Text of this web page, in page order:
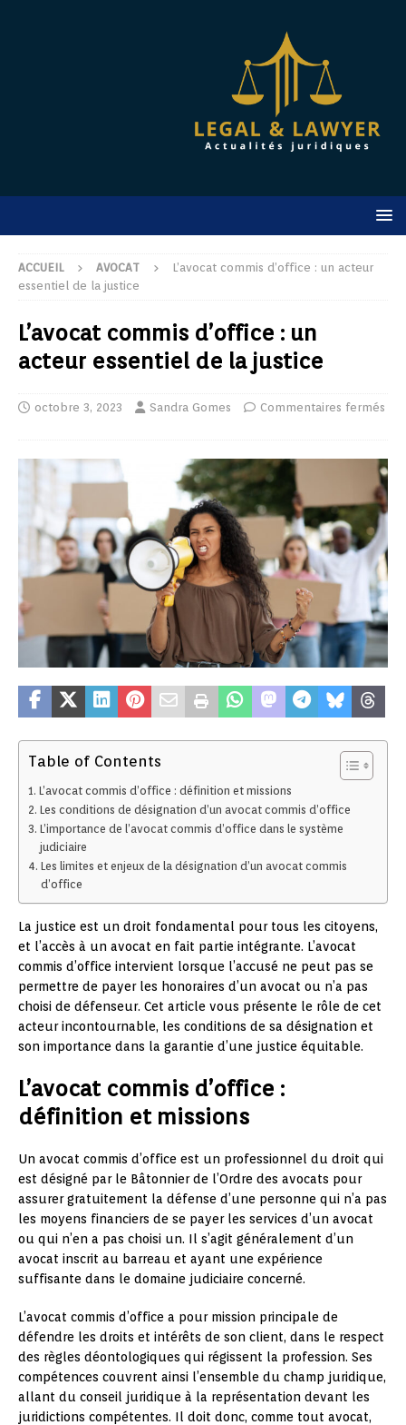
ACCUEIL AVOCAT
L’avocat commis d’office : un acteur
essentiel de la justice
L’avocat commis d’office : un
acteur essentiel de la justice
octobre 3, 2023 Sandra Gomes Commentaires fermés
Table of Contents
L’avocat commis d’office : définition et missions
Les conditions de désignation d’un avocat commis d’office
L’importance de l’avocat commis d’office dans le système
judiciaire
Les limites et enjeux de la désignation d’un avocat commis
d’office
La justice est un droit fondamental pour tous les citoyens,
et l’accès à un avocat en fait partie intégrante. L’avocat
commis d’office intervient lorsque l’accusé ne peut pas se
permettre de payer les honoraires d’un avocat ou n’a pas
choisi de défenseur. Cet article vous présente le rôle de cet
acteur incontournable, les conditions de sa désignation et
son importance dans la garantie d’une justice équitable.
L’avocat commis d’office :
définition et missions
Un avocat commis d’office est un professionnel du droit qui
est désigné par le Bâtonnier de l’Ordre des avocats pour
assurer gratuitement la défense d’une personne qui n’a pas
les moyens financiers de se payer les services d’un avocat
ou qui n’en a pas choisi un. Il s’agit généralement d’un
avocat inscrit au barreau et ayant une expérience
suffisante dans le domaine judiciaire concerné.
L’avocat commis d’office a pour mission principale de
défendre les droits et intérêts de son client, dans le respect
des règles déontologiques qui régissent la profession. Ses
compétences couvrent ainsi l’ensemble du champ juridique,
allant du conseil juridique à la représentation devant les
juridictions compétentes. Il doit donc, comme tout avocat,